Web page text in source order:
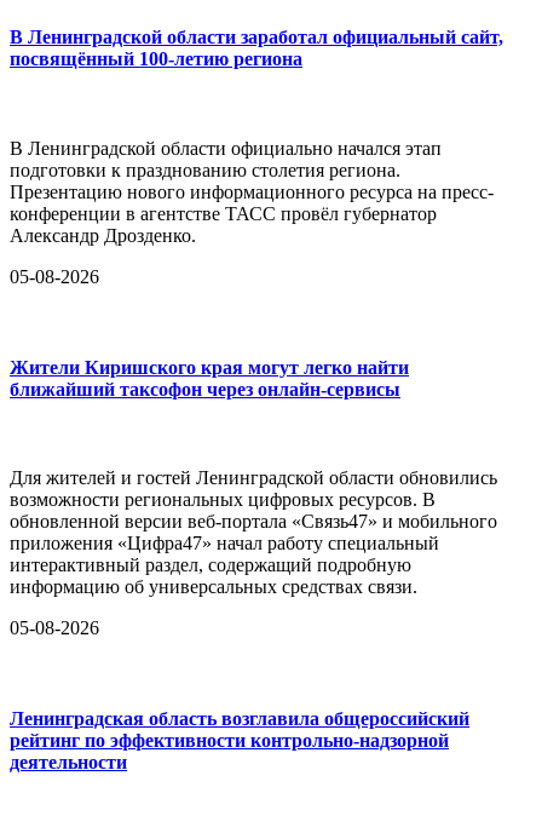
В Ленинградской области заработал официальный сайт,
посвящённый 100-летию региона
В Ленинградской области официально начался этап
подготовки к празднованию столетия региона.
Презентацию нового информационного ресурса на пресс-
конференции в агентстве ТАСС провёл губернатор
Александр Дрозденко.
05-08-2026
Жители Киришского края могут легко найти
ближайший таксофон через онлайн-сервисы
Для жителей и гостей Ленинградской области обновились
возможности региональных цифровых ресурсов. В
обновленной версии веб-портала «Связь47» и мобильного
приложения «Цифра47» начал работу специальный
интерактивный раздел, содержащий подробную
информацию об универсальных средствах связи.
05-08-2026
Ленинградская область возглавила общероссийский
рейтинг по эффективности контрольно-надзорной
деятельности